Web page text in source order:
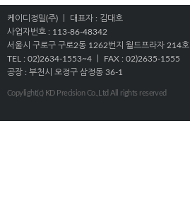
케이디정밀(주) ㅣ 대표자 : 김대호
사업자번호 : 113-86-48342
서울시 구로구 구로2동 1262번지 월드프라자 214호
TEL : 02)2634-1553~4 ㅣ FAX : 02)2635-1555
공장 : 부천시 오정구 삼정동 36-1
Copylight(c) KD Precision Co.,Ltd All rights reserved